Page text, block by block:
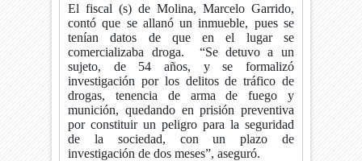
El fiscal (s) de Molina, Marcelo Garrido,
contó que se allanó un inmueble, pues se
tenían datos de que en el lugar se
comercializaba droga.
“Se detuvo a un
sujeto, de 54 años, y se formalizó
investigación por los delitos de tráfico de
drogas, tenencia de arma de fuego y
munición, quedando en prisión preventiva
por constituir un peligro para la seguridad
de la sociedad, con un plazo de
investigación de dos meses”, aseguró.